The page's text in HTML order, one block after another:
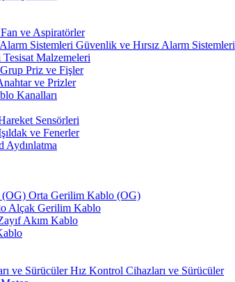
Fan ve Aspiratörler
Güvenlik ve Hırsız Alarm Sistemleri
Tesisat Malzemeleri
Grup Priz ve Fişler
ve Prizler
Kanalları
Sensörleri
ve Fenerler
Aydınlatma
Orta Gerilim Kablo (OG)
Alçak Gerilim Kablo
Akım Kablo
Hız Kontrol Cihazları ve Sürücüler